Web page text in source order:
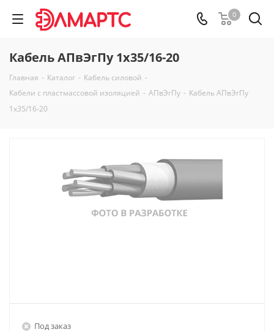
0
Кабель АПвЭгПу 1х35/16-20
Главная - Каталог - Кабель силовой -
Кабели с пластмассовой изоляцией - АПвЭгПу - Кабель АПвЭгПу
1х35/16-20
Под заказ